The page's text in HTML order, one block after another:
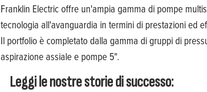
Franklin Electric offre un'ampia gamma di pompe
tecnologia all'avanguardia in termini di prestazioni ed
Il portfolio è completato dalla gamma di gruppi di
aspirazione assiale e pompe 5".
Leggi le nostre storie di successo: